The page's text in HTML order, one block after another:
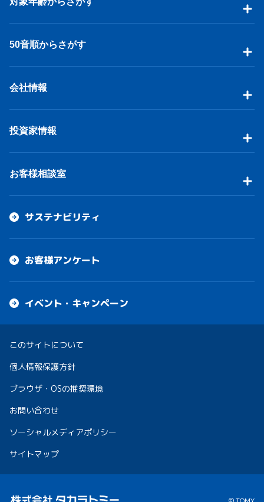
50音順からさがす
会社情報
投資家情報
お客様相談室
サステナビリティ
お客様アンケート
イベント・キャンペーン
このサイトについて
個人情報保護方針
ブラウザ・OSの推奨環境
お問い合わせ
ソーシャルメディアポリシー
サイトマップ